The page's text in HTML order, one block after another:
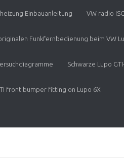
Einbauanleitung VW radio
Funkfernbedienung beim VW
Schwarze Lupo
front bumper fitting on Lupo 6X